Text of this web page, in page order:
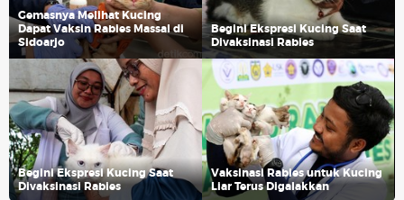
Gemasnya Melihat Kucing
Dapat Vaksin Rabies Massal di
Sidoarjo
Begini Ekspresi Kucing Saat
Divaksinasi Rabies
Begini Ekspresi Kucing Saat
Divaksinasi Rabies
Vaksinasi Rabies untuk Kucing
Liar Terus Digalakkan